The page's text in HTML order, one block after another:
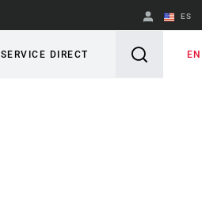
ES
English
SERVICE DIRECT